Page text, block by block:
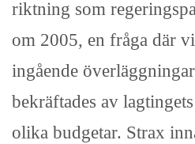
riktning som
om 2005, en fråga där
ingående
bekräftades av
olika budgetar. Strax